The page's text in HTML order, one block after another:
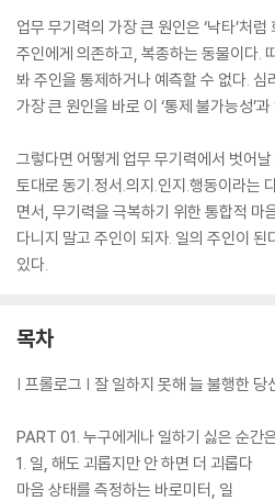
업무 무기력의 가장 큰 원인은 ‘낙타’처
주인에게 의존하고, 복종하는 동물이다.
봐 주인을 통제하거나 예측할 수 없다.
가장 큰 원인을 바로 이 ‘통제 불가능성’과
그렇다면 어떻게 업무 무기력에서 벗어
토대로 동기.정서.의지.인지.행동이라는
면서, 무기력을 극복하기 위한 통합적 마
다니지 말고 주인이 되자. 일의 주인이
있다.
목차
| 프롤로그 | 잘 일하지 못해 늘 불행한 당
PART 01. 누구에게나 일하기 싫은 순간
1. 일, 해도 괴롭지만 안 하면 더 괴롭다
마음 상태를 측정하는 바로미터, 일